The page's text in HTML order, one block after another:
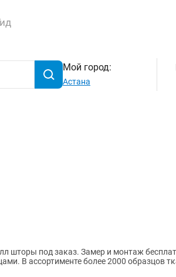
Мой город:
Астана
шторы под заказ. Замер и монтаж
В ассортименте более 2000 образцов